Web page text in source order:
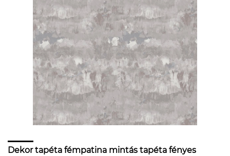
Dekor tapéta fémpatina mintás tapéta fényes